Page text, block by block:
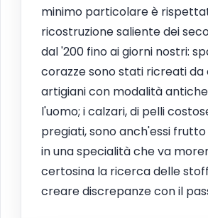
minimo particolare è
ricostruzione saliente dei
dal '200 fino ai giorni nostri:
corazze sono stati ricreati da
artigiani con modalità
l'uomo; i calzari, di pelli
pregiati, sono anch'essi
in una specialità che va
certosina la ricerca delle
creare discrepanze con il